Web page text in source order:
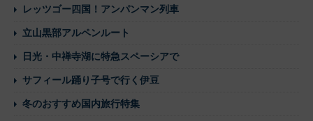
レッツゴー四国！アンパンマン列車
立山黒部アルペンルート
日光・中禅寺湖に特急スペーシアで
サフィール踊り子号で行く伊豆
冬のおすすめ国内旅行特集